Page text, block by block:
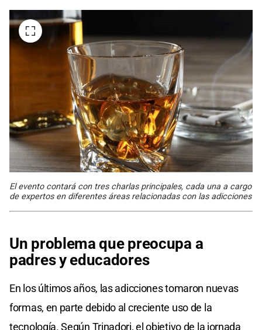
El evento contará con tres charlas principales, cada una a cargo
de expertos en diferentes áreas relacionadas con las adicciones
Un problema que preocupa a
padres y educadores
En los últimos años, las adicciones tomaron nuevas
formas, en parte debido al creciente uso de la
tecnología. Según Trinadori, el objetivo de la jornada